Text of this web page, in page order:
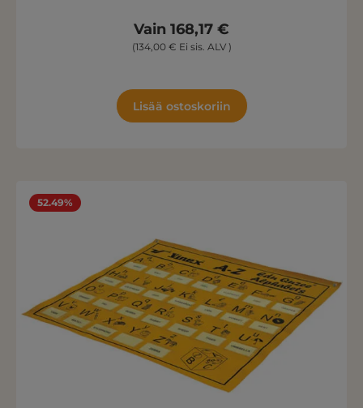
Vain 168,17 €
(134,00 € Ei sis. ALV )
Lisää ostoskoriin
52.49%